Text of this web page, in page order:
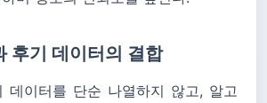
후기 데이터의 결합
데이터를 단순 나열하지 않고, 알고